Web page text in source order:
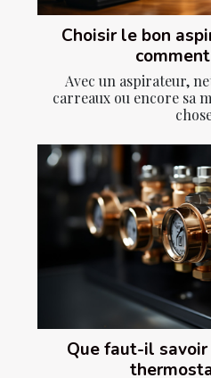
Choisir le bon
Avec un aspirateur,
carreaux ou encore sa
Que faut-il